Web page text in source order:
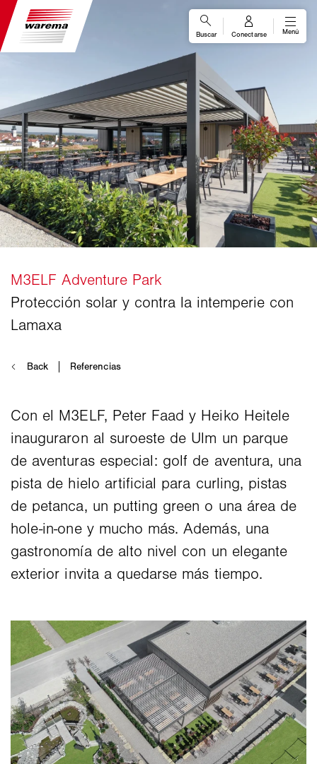
Con el M3ELF, Peter Faad y Heiko Heitele
inauguraron al suroeste de Ulm un parque
de aventuras especial: golf de aventura, una
pista de hielo artificial para curling, pistas
de petanca, un putting green o una área de
hole-in-one y mucho más. Además, una
gastronomía de alto nivel con un elegante
exterior invita a quedarse más tiempo.